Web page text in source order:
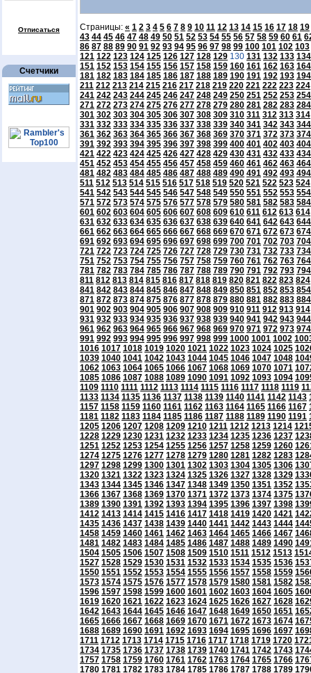
Отписаться
Счетчики
Страницы: « 1 2 3 4 5 6 7 8 9 10 11 12 13 14 15 16 17 18 19
43 44 45 46 47 48 49 50 51 52 53 54 55 56 57 58 59 60 61
86 87 88 89 90 91 92 93 94 95 96 97 98 99 100 101 102 103
121 122 123 124 125 126 127 128 129 130 131 132 133 134
151 152 153 154 155 156 157 158 159 160 161 162 163 164
181 182 183 184 185 186 187 188 189 190 191 192 193 194
211 212 213 214 215 216 217 218 219 220 221 222 223 224
241 242 243 244 245 246 247 248 249 250 251 252 253 254
271 272 273 274 275 276 277 278 279 280 281 282 283 284
301 302 303 304 305 306 307 308 309 310 311 312 313 314
331 332 333 334 335 336 337 338 339 340 341 342 343 344
361 362 363 364 365 366 367 368 369 370 371 372 373 374
391 392 393 394 395 396 397 398 399 400 401 402 403 404
421 422 423 424 425 426 427 428 429 430 431 432 433 434
451 452 453 454 455 456 457 458 459 460 461 462 463 464
481 482 483 484 485 486 487 488 489 490 491 492 493 494
511 512 513 514 515 516 517 518 519 520 521 522 523 524
541 542 543 544 545 546 547 548 549 550 551 552 553 554
571 572 573 574 575 576 577 578 579 580 581 582 583 584
601 602 603 604 605 606 607 608 609 610 611 612 613 614
631 632 633 634 635 636 637 638 639 640 641 642 643 644
661 662 663 664 665 666 667 668 669 670 671 672 673 674
691 692 693 694 695 696 697 698 699 700 701 702 703 704
721 722 723 724 725 726 727 728 729 730 731 732 733 734
751 752 753 754 755 756 757 758 759 760 761 762 763 764
781 782 783 784 785 786 787 788 789 790 791 792 793 794
811 812 813 814 815 816 817 818 819 820 821 822 823 824
841 842 843 844 845 846 847 848 849 850 851 852 853 854
871 872 873 874 875 876 877 878 879 880 881 882 883 884
901 902 903 904 905 906 907 908 909 910 911 912 913 914
931 932 933 934 935 936 937 938 939 940 941 942 943 944
961 962 963 964 965 966 967 968 969 970 971 972 973 974
991 992 993 994 995 996 997 998 999 1000 1001 1002
1016 1017 1018 1019 1020 1021 1022 1023 1024 1025
1039 1040 1041 1042 1043 1044 1045 1046 1047 1048
1062 1063 1064 1065 1066 1067 1068 1069 1070 1071
1085 1086 1087 1088 1089 1090 1091 1092 1093 1094
1109 1110 1111 1112 1113 1114 1115 1116 1117 1118 1119
1133 1134 1135 1136 1137 1138 1139 1140 1141 1142 1143
1157 1158 1159 1160 1161 1162 1163 1164 1165 1166 1167
1181 1182 1183 1184 1185 1186 1187 1188 1189 1190 1191
1205 1206 1207 1208 1209 1210 1211 1212 1213 1214
1228 1229 1230 1231 1232 1233 1234 1235 1236 1237
1251 1252 1253 1254 1255 1256 1257 1258 1259 1260
1274 1275 1276 1277 1278 1279 1280 1281 1282 1283
1297 1298 1299 1300 1301 1302 1303 1304 1305 1306
1320 1321 1322 1323 1324 1325 1326 1327 1328 1329
1343 1344 1345 1346 1347 1348 1349 1350 1351 1352
1366 1367 1368 1369 1370 1371 1372 1373 1374 1375
1389 1390 1391 1392 1393 1394 1395 1396 1397 1398
1412 1413 1414 1415 1416 1417 1418 1419 1420 1421
1435 1436 1437 1438 1439 1440 1441 1442 1443 1444
1458 1459 1460 1461 1462 1463 1464 1465 1466 1467
1481 1482 1483 1484 1485 1486 1487 1488 1489 1490
1504 1505 1506 1507 1508 1509 1510 1511 1512 1513
1527 1528 1529 1530 1531 1532 1533 1534 1535 1536
1550 1551 1552 1553 1554 1555 1556 1557 1558 1559
1573 1574 1575 1576 1577 1578 1579 1580 1581 1582
1596 1597 1598 1599 1600 1601 1602 1603 1604 1605
1619 1620 1621 1622 1623 1624 1625 1626 1627 1628
1642 1643 1644 1645 1646 1647 1648 1649 1650 1651
1665 1666 1667 1668 1669 1670 1671 1672 1673 1674
1688 1689 1690 1691 1692 1693 1694 1695 1696 1697
1711 1712 1713 1714 1715 1716 1717 1718 1719 1720
1734 1735 1736 1737 1738 1739 1740 1741 1742 1743
1757 1758 1759 1760 1761 1762 1763 1764 1765 1766
1780 1781 1782 1783 1784 1785 1786 1787 1788 1789